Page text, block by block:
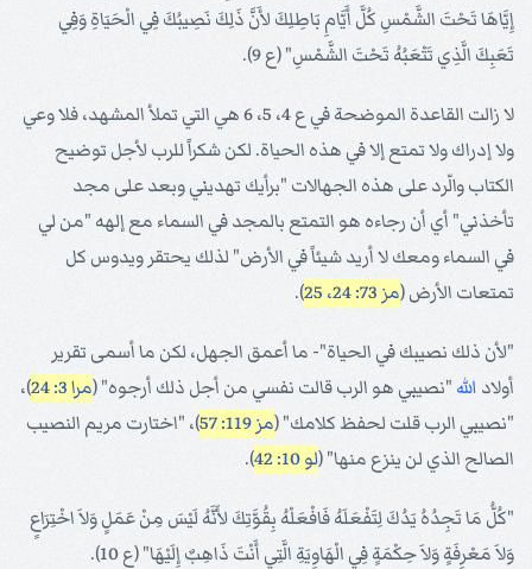
إِيَّاهَا تَحْتَ الشَّمْسِ كُلَّ أَيَّامِ بَاطِلِكَ لأَنَّ ذَلِكَ نَصِيبُكَ فِي الْحَيَاةِ وَفِي
تَعَبِكَ الَّذِي تَتْعَبُهُ تَحْتَ الشَّمْسِ" (ع 9).
لا زالت القاعدة الموضحة في ع 4، 5، 6 هي التي تملأ المشهد، فلا وعي
ولا إدراك ولا تمتع إلا في هذه الحياة. لكن شكراً للرب لأجل توضيح
الكتاب والّرد على هذه الجهالات "برأيك تهديني وبعد على مجد
تأخذني" أي أن رجاءه هو التمتع بالمجد في السماء مع إلهه "من لي
في السماء ومعك لا أريد شيئاً في الأرض" لذلك يحتقر ويدوس كل
تمتعات الأرض (مز 73: 24، 25 ).
"لأن ذلك نصيبك في الحياة"- ما أعمق الجهل، لكن ما أسمى تقرير
أولاد الله "نصيبي هو الرب قالت نفسي من أجل ذلك أرجوه" (مرا 3: 24
)،
"نصيبي الرب قلت لحفظ كلامك" (مز 119: 57
)، "اختارت مريم النصيب
الصالح الذي لن ينزع منها" (لو 10: 42 ).
"كُلُّ مَا تَجِدُهُ يَدُكَ لِتَفْعَلَهُ فَافْعَلْهُ بِقُوَّتِكَ لأَنَّهُ لَيْسَ مِنْ عَمَلٍ وَلاَ اخْتِرَاعٍ
وَلاَ مَعْرِفَةٍ وَلاَ حِكْمَةٍ فِي الْهَاوِيَةِ الَّتِي أَنْتَ ذَاهِبٌ إِلَيْهَا" (ع 10).